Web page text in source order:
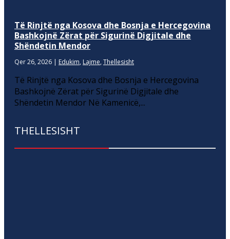
Të Rinjtë nga Kosova dhe Bosnja e Hercegovina
Bashkojnë Zërat për Sigurinë Digjitale dhe
Shëndetin Mendor
Qer 26, 2026 | Edukim, Lajme, Thellesisht
Të Rinjtë nga Kosova dhe Bosnja e Hercegovina
Bashkojnë Zërat për Sigurinë Digjitale dhe
Shëndetin Mendor Në Kamenicë,...
THELLESISHT